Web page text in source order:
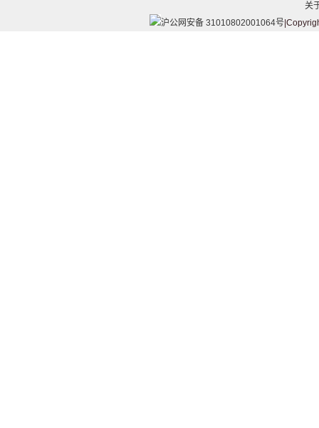
关
沪公网安备 31010802001064号